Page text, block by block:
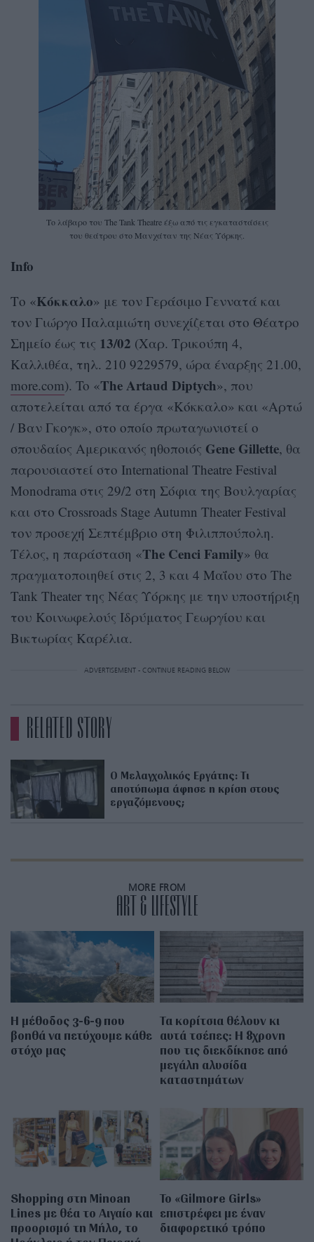
Το λάβαρο του The Tank Theatre έξω από τις εγκαταστάσεις
του θεάτρου στο Μανχάταν της Νέας Υόρκης.
Info
Το «Κόκκαλο» με τον Γεράσιμο Γεννατά και
τον Γιώργο Παλαμιώτη συνεχίζεται στο Θέατρο
Σημείο έως τις 13/02 (Χαρ. Τρικούπη 4,
Καλλιθέα, τηλ. 210 9229579, ώρα έναρξης 21.00,
more.com). To «The Artaud Diptych», που
αποτελείται από τα έργα «Κόκκαλο» και «Αρτώ
/ Βαν Γκογκ», στο οποίο πρωταγωνιστεί ο
σπουδαίος Αμερικανός ηθοποιός Gene Gillette, θα
παρουσιαστεί στο International Theatre Festival
Monodrama στις 29/2 στη Σόφια της Βουλγαρίας
και στο Crossroads Stage Autumn Theater Festival
τον προσεχή Σεπτέμβριο στη Φιλιππούπολη.
Τέλος, η παράσταση «The Cenci Family» θα
πραγματοποιηθεί στις 2, 3 και 4 Μαΐου στο The
Tank Theater της Νέας Υόρκης με την υποστήριξη
του Κοινωφελούς Ιδρύματος Γεωργίου και
Βικτωρίας Καρέλια.
ADVERTISEMENT - CONTINUE READING BELOW
RELATED STORY
Ο Μελαγχολικός Εργάτης: Τι
αποτύπωμα άφησε η κρίση στους
εργαζόμενους;
MORE FROM
ART & LIFESTYLE
Η μέθοδος 3-6-9 που
βοηθά να πετύχουμε κάθε
στόχο μας
Τα κορίτσια θέλουν κι
αυτά τσέπες: Η 8χρονη
που τις διεκδίκησε από
μεγάλη αλυσίδα
καταστημάτων
Shopping στη Minoan
Lines με θέα το Αιγαίο και
προορισμό τη Μήλο, το
Το «Gilmore Girls»
επιστρέφει με έναν
διαφορετικό τρόπο